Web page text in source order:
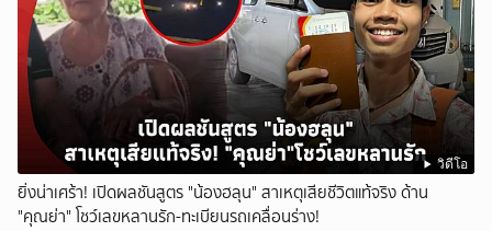
วิดีโอ
ยิ่งน่าเศร้า! เปิดผลชันสูตร "น้องฮลุน" สาเหตุเสียชีวิตแท้จริง ด้าน
"คุณย่า" โชว์เลขหลานรัก-ทะเบียนรถเคลื่อนร่าง!